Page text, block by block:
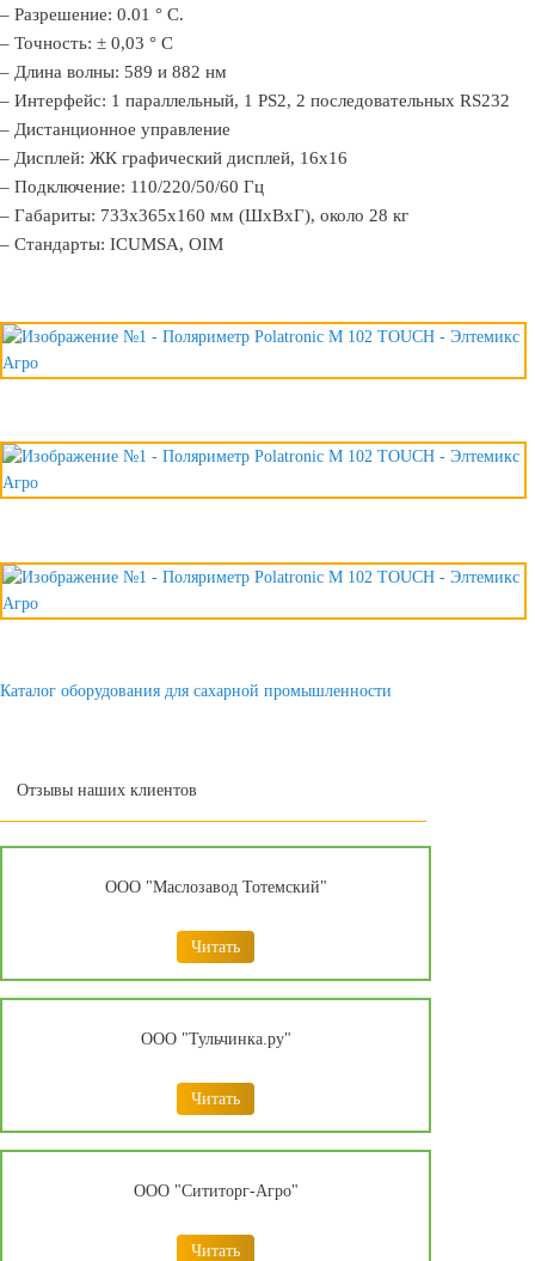
– Разрешение: 0.01 ° C.
– Точность: ± 0,03 ° C
– Длина волны: 589 и 882 нм
– Интерфейс: 1 параллельный, 1 PS2, 2 последовательных RS232
– Дистанционное управление
– Дисплей: ЖК графический дисплей, 16х16
– Подключение: 110/220/50/60 Гц
– Габариты: 733x365x160 мм (ШxВxГ), около 28 кг
– Стандарты: ICUMSA, OIM
Каталог оборудования для сахарной промышленности
Отзывы наших клиентов
ООО "Маслозавод Тотемский"
Читать
ООО "Тульчинка.ру"
Читать
ООО "Сититорг-Агро"
Читать